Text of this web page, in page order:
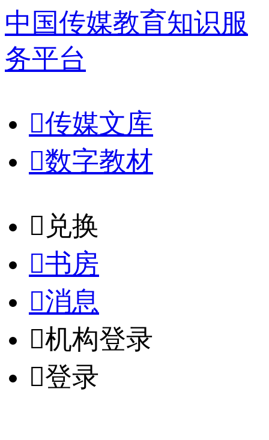
中国传媒教育知识服
务平台
传媒文库
数字教材
𐈈 兑换
书房
消息
机构登录
登录